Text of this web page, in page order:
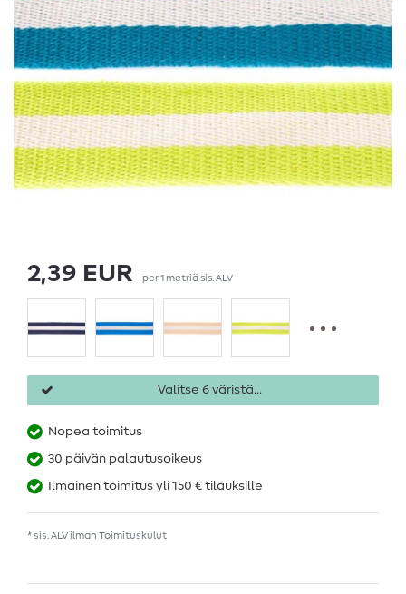
2,39 EUR per1 metriäsis. ALV
Valitse 6 väristä...
Nopea toimitus
30 päivän palautusoikeus
Ilmainen toimitus yli 150 € tilauksille
* sis. ALV ilman Toimituskulut